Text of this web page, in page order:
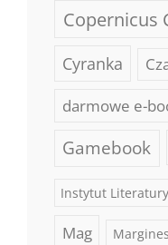
Copernicus
Cyranka
darmowe e-
Gamebook
Instytut Literatury
Mag